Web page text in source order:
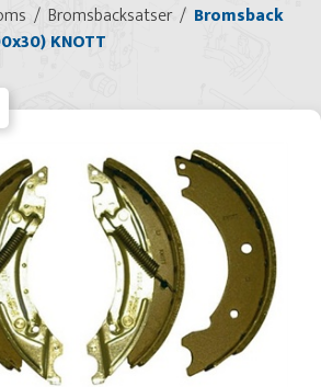
Bromsbacksatser
Bromsback
KNOTT